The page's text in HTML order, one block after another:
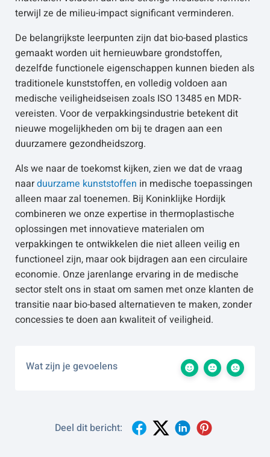
terwijl ze de milieu-impact significant verminderen.
De belangrijkste leerpunten zijn dat bio-based plastics
gemaakt worden uit hernieuwbare grondstoffen,
dezelfde functionele eigenschappen kunnen bieden als
traditionele kunststoffen, en volledig voldoen aan
medische veiligheidseisen zoals ISO 13485 en MDR-
vereisten. Voor de verpakkingsindustrie betekent dit
nieuwe mogelijkheden om bij te dragen aan een
duurzamere gezondheidszorg.
Als we naar de toekomst kijken, zien we dat de vraag
naarduurzame kunststoffen in medische toepassingen
alleen maar zal toenemen. Bij Koninklijke Hordijk
combineren we onze expertise in thermoplastische
oplossingen met innovatieve materialen om
verpakkingen te ontwikkelen die niet alleen veilig en
functioneel zijn, maar ook bijdragen aan een circulaire
economie. Onze jarenlange ervaring in de medische
sector stelt ons in staat om samen met onze klanten de
transitie naar bio-based alternatieven te maken, zonder
concessies te doen aan kwaliteit of veiligheid.
Wat zijn je gevoelens
Deel dit bericht: